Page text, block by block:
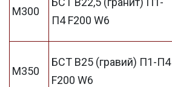
М300
П4 F200 W6
М350
БСТ В25 (гравий) П1-П4
F200 W6